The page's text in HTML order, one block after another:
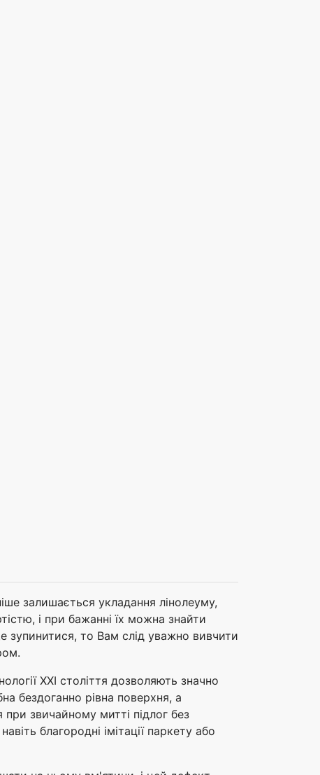
залишається укладання лінолеуму,
і при бажанні їх можна знайти
зупинитися, то Вам слід уважно вивчити
XXI століття дозволяють значно
бездоганно рівна поверхня, а
звичайному митті підлог без
благородні імітації паркету або